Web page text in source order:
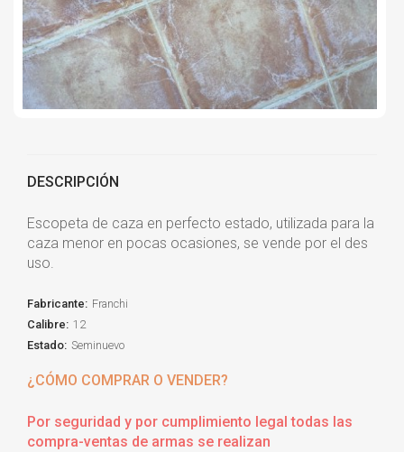
DESCRIPCIÓN
Escopeta de caza en perfecto estado, utilizada para la
caza menor en pocas ocasiones, se vende por el des
uso.
Fabricante: Franchi
Calibre: 12
Estado: Seminuevo
¿CÓMO COMPRAR O VENDER?
Por seguridad y por cumplimiento legal todas las
compra-ventas de armas se realizan